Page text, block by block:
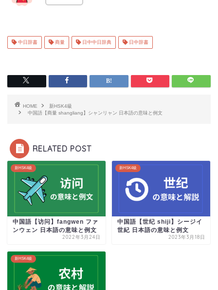
中日辞書 商量 日中中日辞典 日中辞書
HOME
新HSK4級
中国語【商量 shangliang】シャンリャン 日本語の意味と例文
RELATED POST
新HSK4級
中国語【访问】fangwen ファ
ンウェン 日本語の意味と例文
2022年3月24日
新HSK4級
中国語【世纪 shiji】シージイ
世紀 日本語の意味と例文
2023年3月18日
新HSK4級